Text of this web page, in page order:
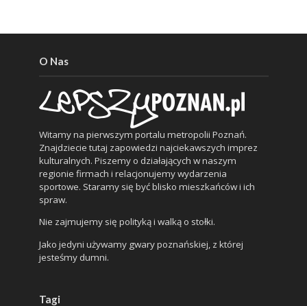
O Nas
Witamy na pierwszym portalu metropolii Poznań.
Znajdziecie tutaj zapowiedzi najciekawszych imprez
kulturalnych. Piszemy o działających w naszym
regionie firmach i relacjonujemy wydarzenia
sportowe. Staramy się być blisko mieszkańców i ich
spraw.
Nie zajmujemy się polityką i walką o stołki.
Jako jedyni używamy gwary poznańskiej, z której
jesteśmy dumni.
Tagi